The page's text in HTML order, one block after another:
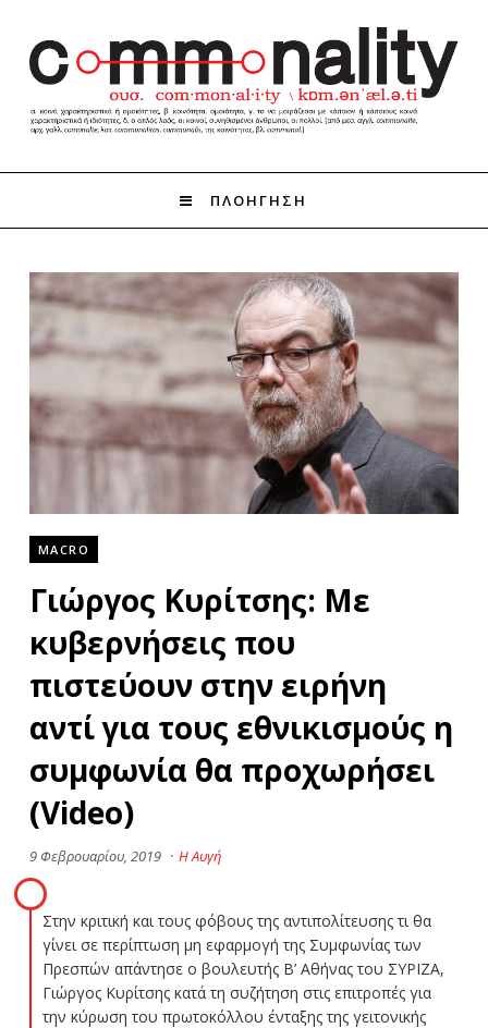
ΠΛΟΗΓΗΣΗ
MACRO
Γιώργος Κυρίτσης: Με
κυβερνήσεις που
πιστεύουν στην ειρήνη
αντί για τους εθνικισμούς η
συμφωνία θα προχωρήσει
(Video)
9 Φεβρουαρίου, 2019 · Η Αυγή
Στην κριτική και τους φόβους της αντιπολίτευσης τι θα
γίνει σε περίπτωση μη εφαρμογή της Συμφωνίας των
Πρεσπών απάντησε ο βουλευτής Β’ Αθήνας του ΣΥΡΙΖΑ,
Γιώργος Κυρίτσης κατά τη συζήτηση στις επιτροπές για
την κύρωση του πρωτοκόλλου ένταξης της γειτονικής